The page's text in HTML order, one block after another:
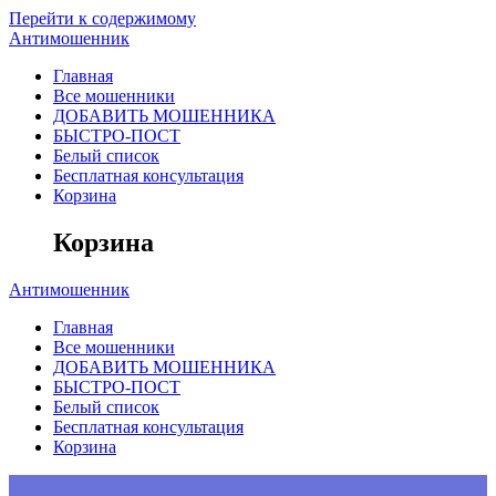
Перейти к содержимому
Антимошенник
Главная
Все мошенники
ДОБАВИТЬ МОШЕННИКА
БЫСТРО-ПОСТ
Белый список
Бесплатная консультация
Корзина
Корзина
Антимошенник
Главная
Все мошенники
ДОБАВИТЬ МОШЕННИКА
БЫСТРО-ПОСТ
Белый список
Бесплатная консультация
Корзина